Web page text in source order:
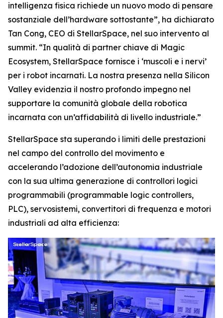
intelligenza fisica richiede un nuovo modo di pensare
sostanziale dell’hardware sottostante”, ha dichiarato
Tan Cong, CEO di StellarSpace, nel suo intervento al
summit. “In qualità di partner chiave di Magic
Ecosystem, StellarSpace fornisce i ‘muscoli e i nervi’
per i robot incarnati. La nostra presenza nella Silicon
Valley evidenzia il nostro profondo impegno nel
supportare la comunità globale della robotica
incarnata con un’affidabilità di livello industriale.”
StellarSpace sta superando i limiti delle prestazioni
nel campo del controllo del movimento e
accelerando l’adozione dell’autonomia industriale
con la sua ultima generazione di controllori logici
programmabili (programmable logic controllers,
PLC), servosistemi, convertitori di frequenza e motori
industriali ad alta efficienza: